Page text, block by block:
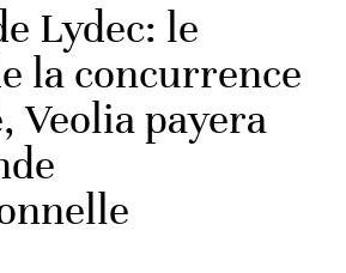
Lydec: le
la concurrence
Veolia payera